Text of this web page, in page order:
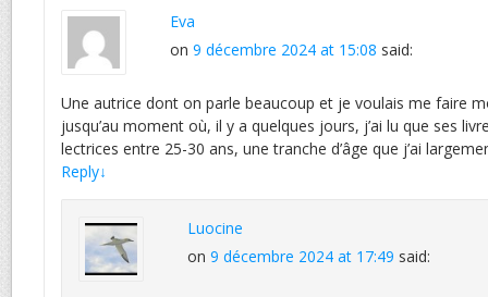
Eva
on 9 décembre 2024 at 15:08 said:
Une autrice dont on parle beaucoup et je voulais me faire
jusqu’au moment où, il y a quelques jours, j’ai lu que ses
lectrices entre 25-30 ans, une tranche d’âge que j’ai
Reply↓
Luocine
on 9 décembre 2024 at 17:49 said: